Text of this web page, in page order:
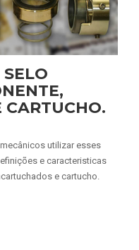
CARTUCHO.
utilizar esses
e caracteristicas
e cartucho.